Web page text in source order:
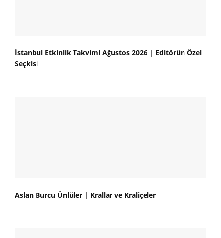
İstanbul Etkinlik Takvimi Ağustos 2026 | Editörün Özel
Seçkisi
Aslan Burcu Ünlüler | Krallar ve Kraliçeler